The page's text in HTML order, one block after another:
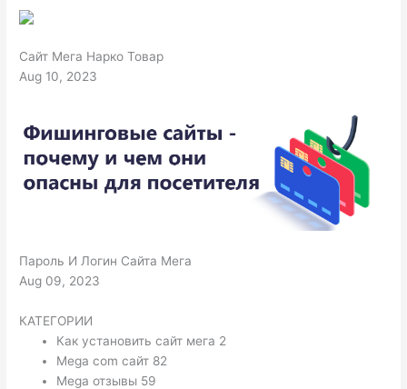
Сайт Мега Нарко Товар
Aug 10, 2023
Пароль И Логин Сайта Мега
Aug 09, 2023
КАТЕГОРИИ
Как установить сайт мега 2
Mega com сайт 82
Mega отзывы 59